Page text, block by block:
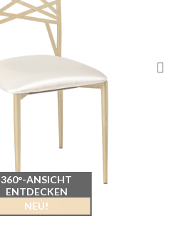
360°-ANSICHT
ENTDECKEN
NEU!